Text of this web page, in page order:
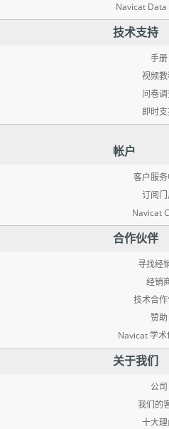
Navicat
技术支持
手册
视频
问卷
即时
帐户
客户服
订阅门
Navicat
合作伙伴
寻找经
经销
技术合
赞助
Navicat 学术
关于我们
公司
我们的
十大理